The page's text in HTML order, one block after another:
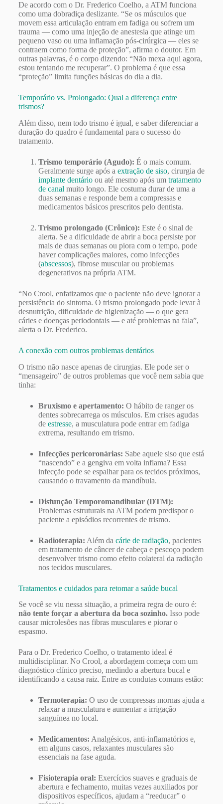
De acordo com o Dr. Frederico Coelho, a ATM funciona
como uma dobradiça deslizante. “Se os músculos que
movem essa articulação entram em fadiga ou sofrem um
trauma — como uma injeção de anestesia que atinge um
pequeno vaso ou uma inflamação pós-cirúrgica — eles se
contraem como forma de proteção”, afirma o doutor. Em
outras palavras, é o corpo dizendo: “Não mexa aqui agora,
estou tentando me recuperar”. O problema é que essa
“proteção” limita funções básicas do dia a dia.
Temporário vs. Prolongado: Qual a diferença entre
trismos?
Além disso, nem todo trismo é igual, e saber diferenciar a
duração do quadro é fundamental para o sucesso do
tratamento.
Trismo temporário (Agudo): É o mais comum.
Geralmente surge após a extração de siso, cirurgia de
implante dentárioou até mesmo após um tratamento
de canal muito longo. Ele costuma durar de uma a
duas semanas e responde bem a compressas e
medicamentos básicos prescritos pelo dentista.
Trismo prolongado (Crônico): Este é o sinal de
alerta. Se a dificuldade de abrir a boca persiste por
mais de duas semanas ou piora com o tempo, pode
haver complicações maiores, como infecções
(abscessos), fibrose muscular ou problemas
degenerativos na própria ATM.
“No Crool, enfatizamos que o paciente não deve ignorar a
persistência do sintoma. O trismo prolongado pode levar à
desnutrição, dificuldade de higienização — o que gera
cáries e doenças periodontais — e até problemas na fala”,
alerta o Dr. Frederico.
A conexão com outros problemas dentários
O trismo não nasce apenas de cirurgias. Ele pode ser o
“mensageiro” de outros problemas que você nem sabia que
tinha:
Bruxismo e apertamento: O hábito de ranger os
dentes sobrecarrega os músculos. Em crises agudas
de estresse, a musculatura pode entrar em fadiga
extrema, resultando em trismo.
Infecções pericoronárias: Sabe aquele siso que está
“nascendo” e a gengiva em volta inflama? Essa
infecção pode se espalhar para os tecidos próximos,
causando o travamento da mandíbula.
Disfunção Temporomandibular (DTM):
Problemas estruturais na ATM podem predispor o
paciente a episódios recorrentes de trismo.
Radioterapia: Além da cárie de radiação, pacientes
em tratamento de câncer de cabeça e pescoço podem
desenvolver trismo como efeito colateral da radiação
nos tecidos musculares.
Tratamentos e cuidados para retomar a saúde bucal
Se você se viu nessa situação, a primeira regra de ouro é:
não tente forçar a abertura da boca sozinho.Isso pode
causar microlesões nas fibras musculares e piorar o
espasmo.
Para o Dr. Frederico Coelho, o tratamento ideal é
multidisciplinar. No Crool, a abordagem começa com um
diagnóstico clínico preciso, medindo a abertura bucal e
identificando a causa raiz. Entre as condutas comuns estão:
Termoterapia: O uso de compressas mornas ajuda a
relaxar a musculatura e aumentar a irrigação
sanguínea no local.
Medicamentos: Analgésicos, anti-inflamatórios e,
em alguns casos, relaxantes musculares são
essenciais na fase aguda.
Fisioterapia oral: Exercícios suaves e graduais de
abertura e fechamento, muitas vezes auxiliados por
dispositivos específicos, ajudam a “reeducar” o